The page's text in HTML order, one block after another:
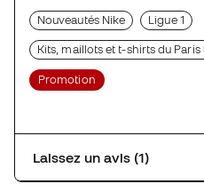
Nouveautés Nike Ligue 1
Kits, maillots et t-shirts du
Promotion
Laissez un avis (1)